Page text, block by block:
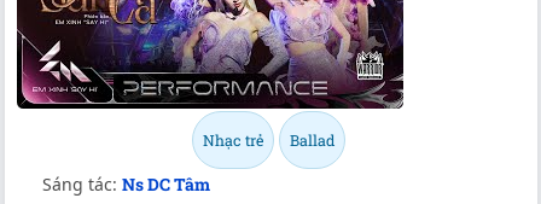
Nhạc trẻ Ballad
Sáng tác: Ns DC Tâm